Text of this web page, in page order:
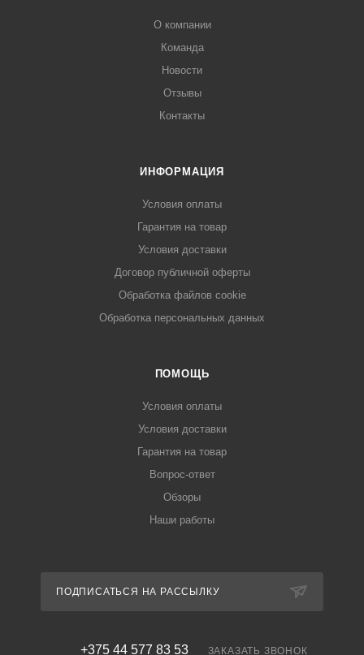
О компании
Команда
Новости
Отзывы
Контакты
ИНФОРМАЦИЯ
Условия оплаты
Гарантия на товар
Условия доставки
Договор публичной оферты
Обработка файлов cookie
Обработка персональных данных
ПОМОЩЬ
Условия оплаты
Условия доставки
Гарантия на товар
Вопрос-ответ
Обзоры
Наши работы
ПОДПИСАТЬСЯ НА РАССЫЛКУ
+375 44 577 83 53 ЗАКАЗАТЬ ЗВОНОК